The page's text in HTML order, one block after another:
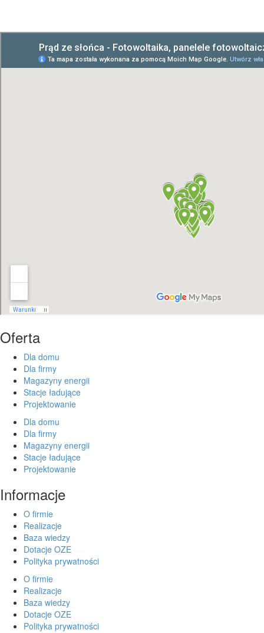
Oferta
Dla domu
Dla firmy
Magazyny energii
Stacje ładujące
Projektowanie
Dla domu
Dla firmy
Magazyny energii
Stacje ładujące
Projektowanie
Informacje
O firmie
Realizacje
Baza wiedzy
Dotacje OZE
Polityka prywatności
O firmie
Realizacje
Baza wiedzy
Dotacje OZE
Polityka prywatności